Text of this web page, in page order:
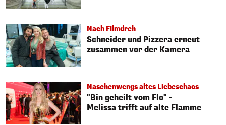
Nach Filmdreh
Schneider und Pizzera erneut
zusammen vor der Kamera
Naschenwengs altes Liebeschaos
"Bin geheilt vom Flo" -
Melissa trifft auf alte Flamme